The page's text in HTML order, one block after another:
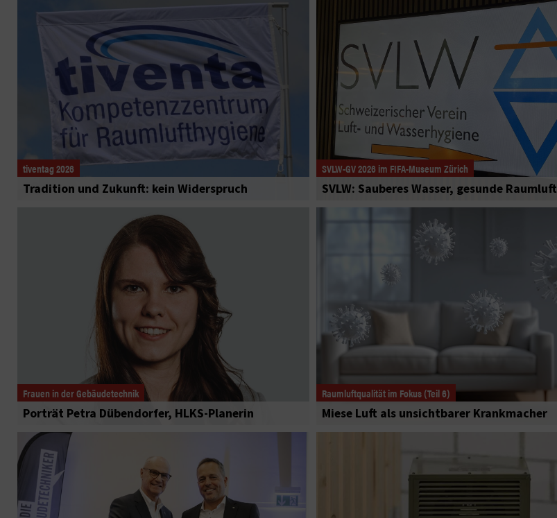
tiventag 2026
Tradition und Zukunft: kein Widerspruch
SVLW-GV 2026 im FIFA-Museum Zürich
SVLW: Sauberes Wasser, gesunde Raumluft
Frauen in der Gebäudetechnik
Porträt Petra Dübendorfer, HLKS-Planerin
Raumluftqualität im Fokus (Teil 6)
Miese Luft als unsichtbarer Krankmacher